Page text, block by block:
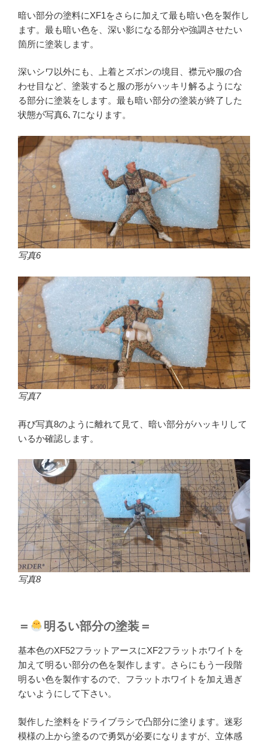
暗い部分の塗料にXF1をさらに加えて最も暗い色を製作し
ます。最も暗い色を、深い影になる部分や強調させたい
箇所に塗装します。
深いシワ以外にも、上着とズボンの境目、襟元や服の合
わせ目など、塗装すると服の形がハッキリ解るようにな
る部分に塗装をします。最も暗い部分の塗装が終了した
状態が写真6､7になります。
写真6
写真7
再び写真8のように離れて見て、暗い部分がハッキリして
いるか確認します。
写真8
＝ 明るい部分の塗装＝
基本色のXF52フラットアースにXF2フラットホワイトを
加えて明るい部分の色を製作します。さらにもう一段階
明るい色を製作するので、フラットホワイトを加え過ぎ
ないようにして下さい。
製作した塗料をドライブラシで凸部分に塗ります。迷彩
模様の上から塗るので勇気が必要になりますが、立体感